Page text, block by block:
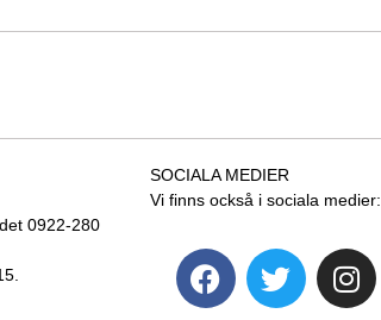
0922-280
SOCIALA MEDIER
Vi finns också i sociala medier: